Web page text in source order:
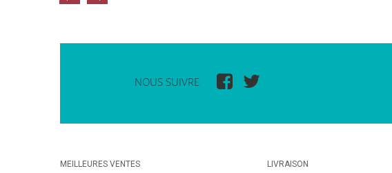
NOUS SUIVRE
MEILLEURES VENTES
LIVRAISON